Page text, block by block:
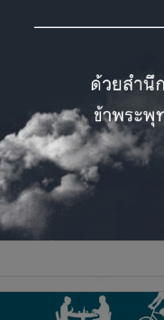
อาการประสาทหูเสื่อมชนิด
Sudden HearingLOรร จะมี
(Golden hour) ที่ต้องมาพ
ายใน 24-48 ชั่วโมงแรกห
ำได้ หากได้รับการรักษาอ
อกาสที่จะกลับมาได้ยินเป็น
สาระน่ารู้